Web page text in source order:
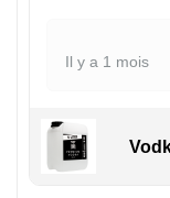
Il y a 1 mois